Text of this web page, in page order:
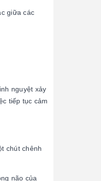
giữa các
nguyệt xảy
tiếp tục cảm
chút chênh
não của